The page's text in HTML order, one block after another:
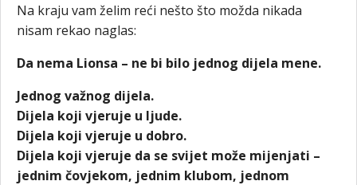
Na kraju vam želim reći nešto što možda nikada
nisam rekao naglas:
Da nema Lionsa – ne bi bilo jednog dijela mene.
Jednog važnog dijela.
Dijela koji vjeruje u ljude.
Dijela koji vjeruje u dobro.
Dijela koji vjeruje da se svijet može mijenjati –
jednim čovjekom, jednim klubom, jednom